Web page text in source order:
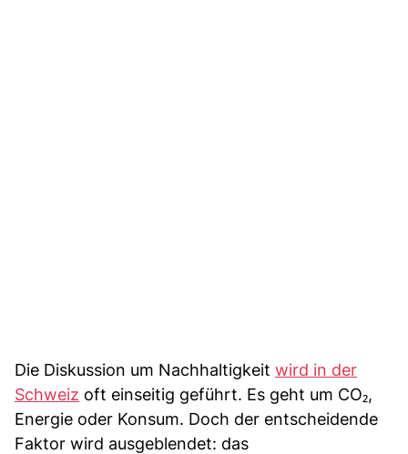
Die Diskussion um Nachhaltigkeit wird in der
Schweiz oft einseitig geführt. Es geht um CO₂,
Energie oder Konsum. Doch der entscheidende
Faktor wird ausgeblendet: das